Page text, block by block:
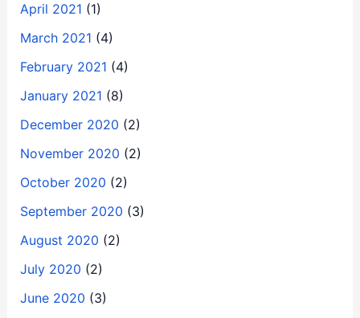
April 2021 (1)
March 2021 (4)
February 2021 (4)
January 2021 (8)
December 2020 (2)
November 2020 (2)
October 2020 (2)
September 2020 (3)
August 2020 (2)
July 2020 (2)
June 2020 (3)